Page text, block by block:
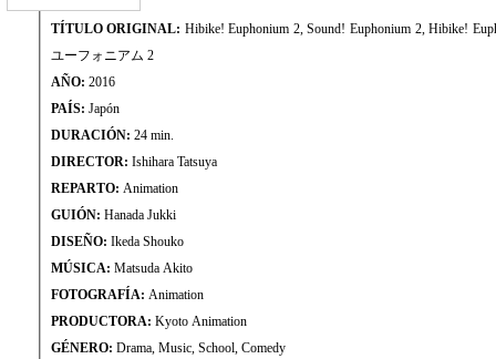
TÍTULO ORIGINAL: Hibike! Euphonium 2, Sound! Euphonium 2, Hibike!
ユーフォニアム 2
AÑO: 2016
PAÍS: Japón
DURACIÓN: 24 min.
DIRECTOR: Ishihara Tatsuya
REPARTO: Animation
GUIÓN: Hanada Jukki
DISEÑO: Ikeda Shouko
MÚSICA: Matsuda Akito
FOTOGRAFÍA: Animation
PRODUCTORA: Kyoto Animation
GÉNERO: Drama, Music, School, Comedy